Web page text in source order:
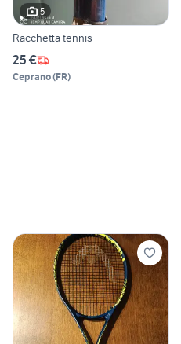
5
Racchetta tennis
25 €
Ceprano(FR)